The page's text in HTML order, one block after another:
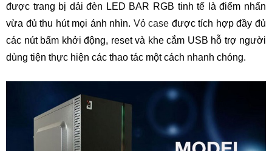
được trang bị dải đèn LED BAR RGB tinh tế là điểm nhấn
vừa đủ thu hút mọi ánh nhìn. Vỏ case được tích hợp đầy đủ
các nút bấm khởi động, reset và khe cắm USB hỗ trợ người
dùng tiện thực hiện các thao tác một cách nhanh chóng.